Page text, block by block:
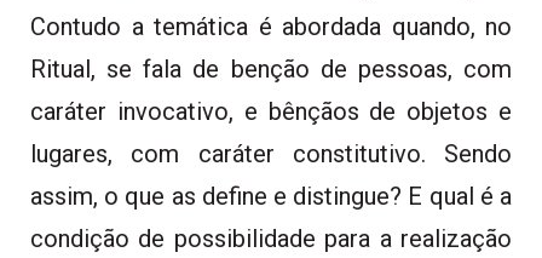
Contudo a temática é abordada quando, no
Ritual, se fala de benção de pessoas, com
caráter invocativo, e bênçãos de objetos e
lugares, com caráter constitutivo. Sendo
assim, o que as define e distingue? E qual é a
condição de possibilidade para a realização